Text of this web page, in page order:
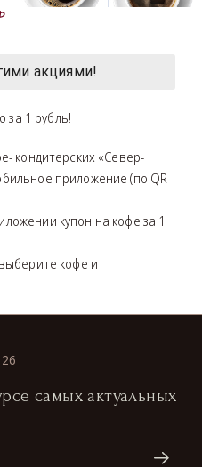
акциями!
за 1 рубль!
кондитерских «Север-
приложение (по QR
купон на кофе за 1
кофе и
самых актуальных